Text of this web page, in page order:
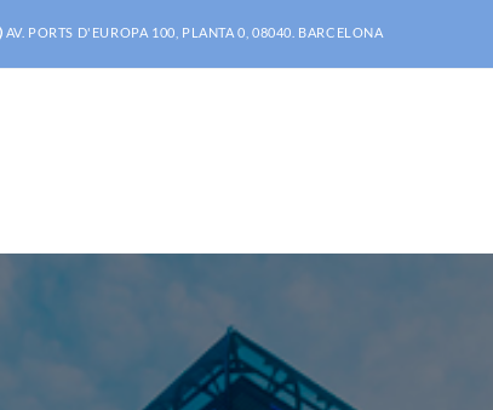
AV. PORTS D'EUROPA 100, PLANTA 0, 08040. BARCELONA